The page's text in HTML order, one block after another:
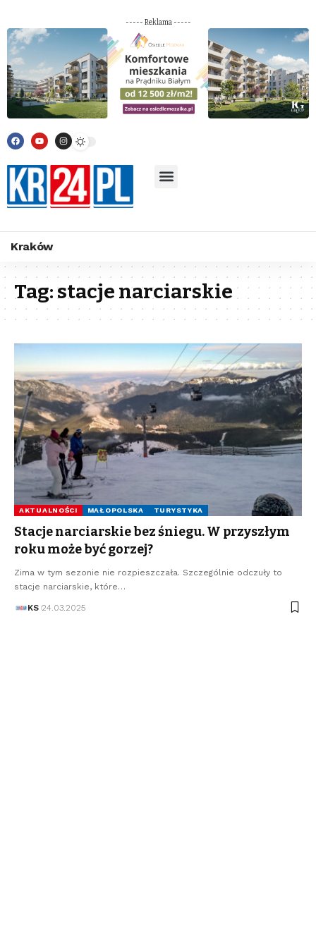
----- Reklama -----
Kraków
Tag:stacje narciarskie
AKTUALNOŚCI MAŁOPOLSKA TURYSTYKA
Stacje narciarskie bez śniegu. W przyszłym
roku może być gorzej?
Zima w tym sezonie nie rozpieszczała. Szczególnie odczuły to
stacje narciarskie, które…
KS 24.03.2025